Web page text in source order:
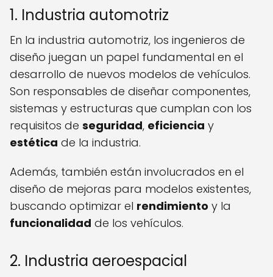
1. Industria automotriz
En la industria automotriz, los ingenieros de
diseño juegan un papel fundamental en el
desarrollo de nuevos modelos de vehículos.
Son responsables de diseñar componentes,
sistemas y estructuras que cumplan con los
requisitos de seguridad, eficiencia y
estética de la industria.
Además, también están involucrados en el
diseño de mejoras para modelos existentes,
buscando optimizar el rendimiento y la
funcionalidad de los vehículos.
2. Industria aeroespacial